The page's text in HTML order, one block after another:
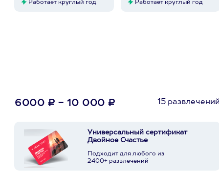
Работает круглый год Работает круглый год
6000 ₽ - 10 000 ₽ 15
Универсальный сертификат
Двойное Счастье
Подходит для любого из
2400+ развлечений